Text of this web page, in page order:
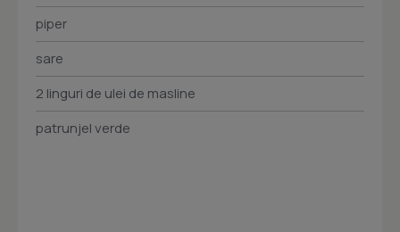
piper
sare
2 linguri de ulei de masline
patrunjel verde